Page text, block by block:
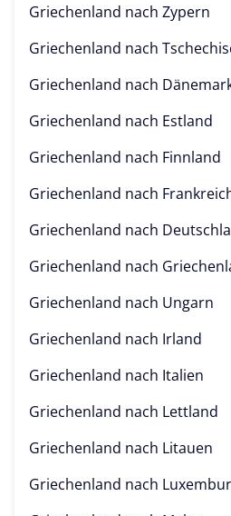
Griechenland nach Zypern
Griechenland nach
Griechenland nach
Griechenland nach Estland
Griechenland nach Finnland
Griechenland nach
Griechenland nach
Griechenland nach
Griechenland nach Ungarn
Griechenland nach Irland
Griechenland nach Italien
Griechenland nach Lettland
Griechenland nach Litauen
Griechenland nach